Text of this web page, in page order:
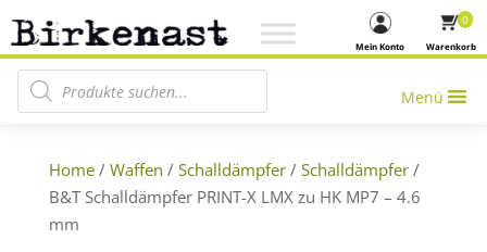
Warenkorb
0
Mein Konto
Products search
Menü
Home/ Waffen / Schalldämpfer/ Schalldämpfer/
B&T Schalldämpfer PRINT-X LMX zu HK MP7 – 4.6
mm